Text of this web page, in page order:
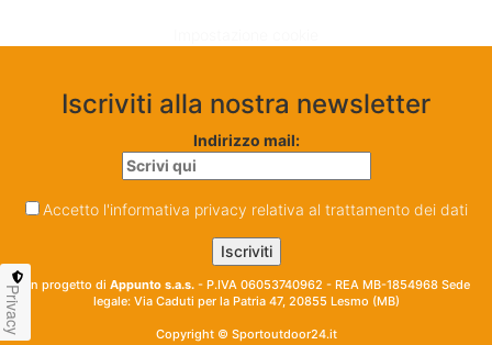
Iscriviti alla nostra newsletter
Indirizzo mail:
Accetto l'informativa privacy relativa al trattamento dei dati
Un progetto di Appunto s.a.s. - P.IVA 06053740962 - REA MB-1854968 Sede
legale: Via Caduti per la Patria 47, 20855 Lesmo (MB)
Copyright © Sportoutdoor24.it
Privacy